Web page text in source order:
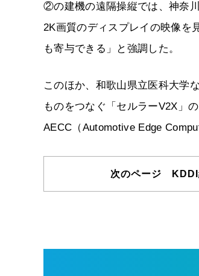
②の建機の遠隔操縦では、神奈
2K画質のディスプレイの映像を
も寄与できる」と強調した。
このほか、和歌山県立医科大学
ものをつなぐ「セルラーV2X」
AECC（Automotive Edge
次のページ KDDI